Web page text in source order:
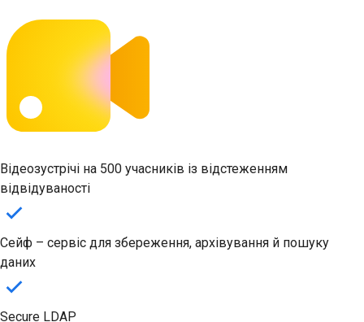
Відеозустрічі на 500 учасників із відстеженням
відвідуваності
Сейф – сервіс для збереження, архівування й пошуку
даних
Secure LDAP